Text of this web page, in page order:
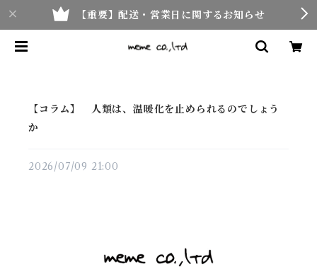
【重要】配送・営業日に関するお知らせ
【コラム】 人類は、温暖化を止められるのでしょう
か
2026/07/09 21:00